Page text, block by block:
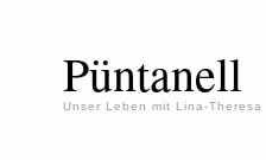
Püntanell
Unser Leben mit Lina-Theresa